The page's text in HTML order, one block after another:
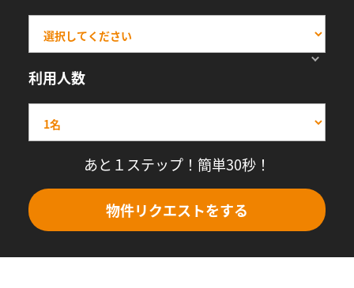
利用人数
あと１ステップ！簡単30秒！
物件リクエストをする